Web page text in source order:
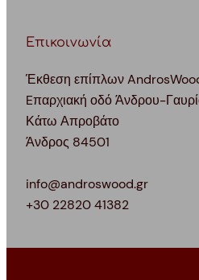
Επικοινωνία
Έκθεση επίπλων
Eπαρχιακή οδό Άνδρου-
Κάτω Απροβάτο
Άνδρος 84501
info@androswood.gr
+30 22820 41382